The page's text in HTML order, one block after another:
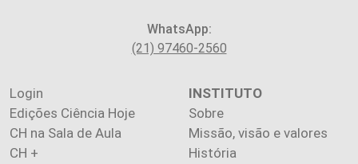
WhatsApp:
(21) 97460-2560
Login
Edições Ciência Hoje
CH na Sala de Aula
CH +
INSTITUTO
Sobre
Missão, visão e valores
História